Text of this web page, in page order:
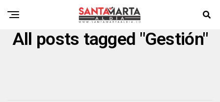
All posts tagged "Gestión"